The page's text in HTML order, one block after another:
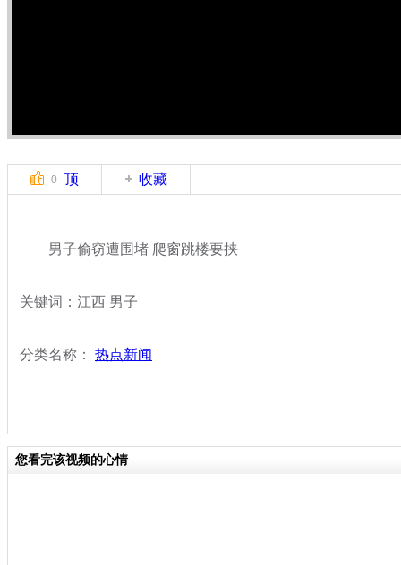
0 顶 收藏
男子偷窃遭围堵 爬窗跳楼要挟
关键词：江西 男子
分类名称： 热点新闻
您看完该视频的心情